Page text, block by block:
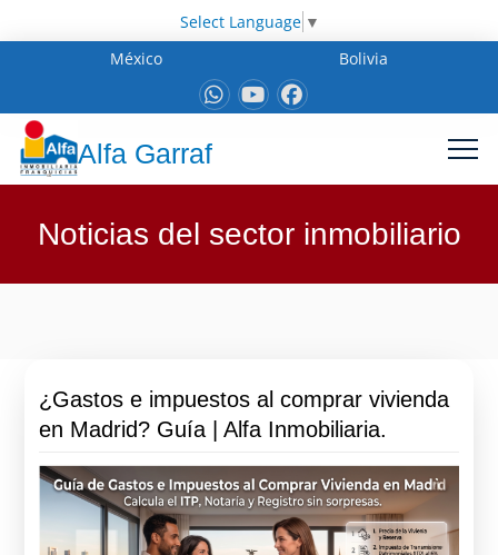
Select Language ▼
México
Bolivia
Alfa Garraf
Noticias del sector inmobiliario
¿Gastos e impuestos al comprar vivienda
en Madrid? Guía | Alfa Inmobiliaria.